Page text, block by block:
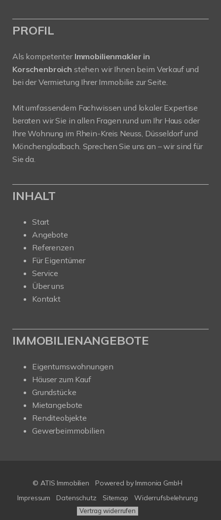
PROFIL
Als kompetenter Immobilienmakler in
Korschenbroich stehen wir Ihnen beim Verkauf und
bei der Vermietung Ihrer Immobilie zur Seite.
Mit umfassendem Fachwissen und lokaler Expertise
beraten wir Sie in allen Fragen rund um Ihr Haus oder
Ihre Wohnung im Rhein-Kreis Neuss, Düsseldorf und
Mönchengladbach. Sprechen Sie uns an – wir sind für
Sie da.
INHALT
Start
Angebote
Referenzen
Für Eigentümer
Service
Über uns
Kontakt
IMMOBILIENANGEBOTE
Eigentumswohnungen
Häuser zum Kauf
Grundstücke
Mietangebote
Renditeobjekte
Gewerbeimmobilien
© ATIS Immobilien Powered by Immonia GmbH
Impressum
Datenschutz Sitemap Widerrufsbelehrung
Vertrag widerrufen